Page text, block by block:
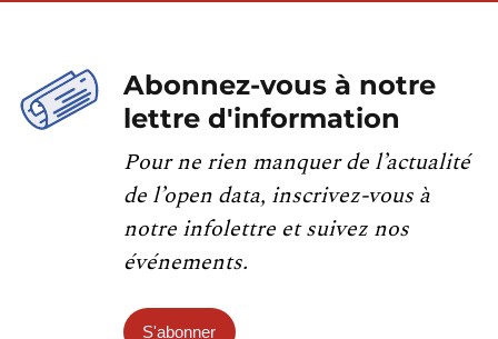
Abonnez-vous à notre
lettre d'information
Pour ne rien manquer de l’actualité
de l’open data, inscrivez-vous à
notre infolettre et suivez nos
événements.
S'abonner